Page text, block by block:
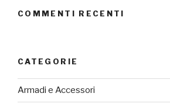
COMMENTI RECENTI
CATEGORIE
Armadi e Accessori